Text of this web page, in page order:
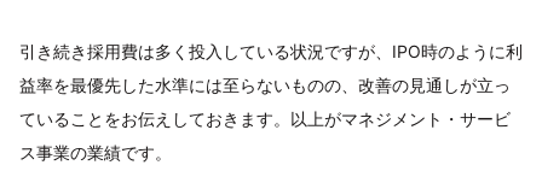
引き続き採用費は多く投入している状況ですが、IPO時のように利
益率を最優先した水準には至らないものの、改善の見通しが立っ
ていることをお伝えしておきます。以上がマネジメント・サービ
ス事業の業績です。